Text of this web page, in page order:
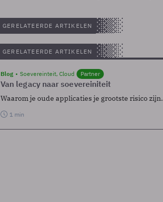
GERELATEERDE ARTIKELEN
GERELATEERDE ARTIKELEN
Blog Soevereinteit, Cloud Partner
Van legacy naar soevereiniteit
Waarom je oude applicaties je grootste risico zijn.
1 min